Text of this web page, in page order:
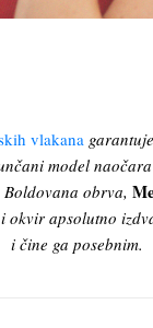
vlakana
model
obrva,
okvir apsolutno
i čine ga posebnim.